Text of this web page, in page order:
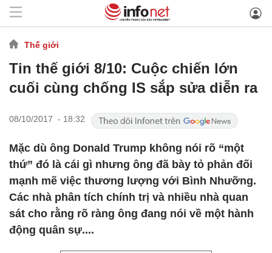
Thế giới
Tin thế giới 8/10: Cuộc chiến lớn
cuối cùng chống IS sắp sửa diễn ra
08/10/2017 - 18:32
Mặc dù ông Donald Trump không nói rõ “một
thứ” đó là cái gì nhưng ông đã bày tỏ phản đối
mạnh mẽ việc thương lượng với Bình Nhưỡng.
Các nhà phân tích chính trị và nhiều nhà quan
sát cho rằng rõ ràng ông đang nói về một hành
động quân sự....